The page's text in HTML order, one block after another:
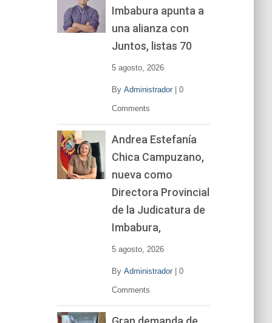
Imbabura apunta a
una alianza con
Juntos, listas 70
5 agosto, 2026
By Administrador| 0
Comments
Andrea Estefanía
Chica Campuzano,
nueva como
Directora Provincial
de la Judicatura de
Imbabura,
5 agosto, 2026
By Administrador| 0
Comments